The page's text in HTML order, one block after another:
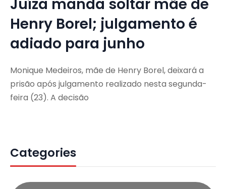
Juíza manda soltar mãe de
Henry Borel; julgamento é
adiado para junho
Monique Medeiros, mãe de Henry Borel, deixará a
prisão após julgamento realizado nesta segunda-
feira (23). A decisão
Categories